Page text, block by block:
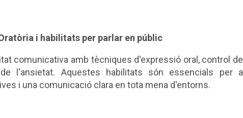
i habilitats per parlar en públic
comunicativa amb tècniques d'expressió oral, control de
l'ansietat. Aquestes habilitats són essencials per a
i una comunicació clara en tota mena d'entorns.